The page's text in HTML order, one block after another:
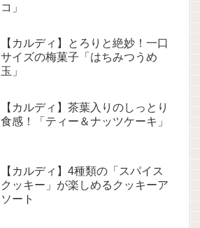
コ」
【カルディ】とろりと絶妙！一口
サイズの梅菓子「はちみつうめ
玉」
【カルディ】茶葉入りのしっとり
食感！「ティー＆ナッツケーキ」
【カルディ】4種類の「スパイス
クッキー」が楽しめるクッキーア
ソート